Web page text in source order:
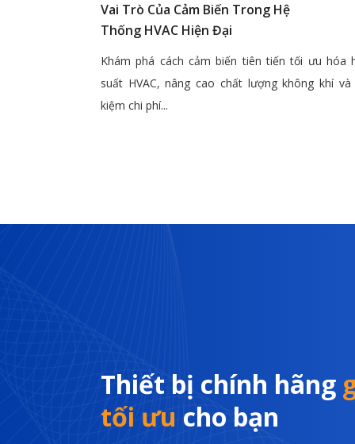
Vai Trò Của Cảm Biến Trong Hệ
Thống HVAC Hiện Đại
Khám phá cách cảm biến tiên tiến tối ưu hóa
suất HVAC, nâng cao chất lượng không khí
kiệm chi phí...
Thiết bị chính hãng
tối ưu cho bạn